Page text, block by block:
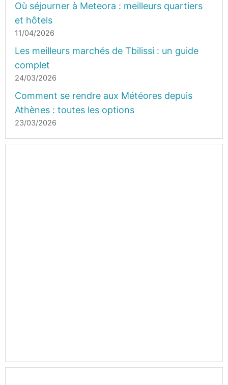
Où séjourner à Meteora : meilleurs quartiers
et hôtels
11/04/2026
Les meilleurs marchés de Tbilissi : un guide
complet
24/03/2026
Comment se rendre aux Météores depuis
Athènes : toutes les options
23/03/2026